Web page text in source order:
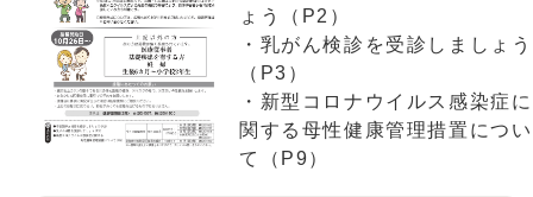
ょう（P2）
・乳がん検診を受診しましょう
（P3）
・新型コロナウイルス感染症に
関する母性健康管理措置につい
て（P9）